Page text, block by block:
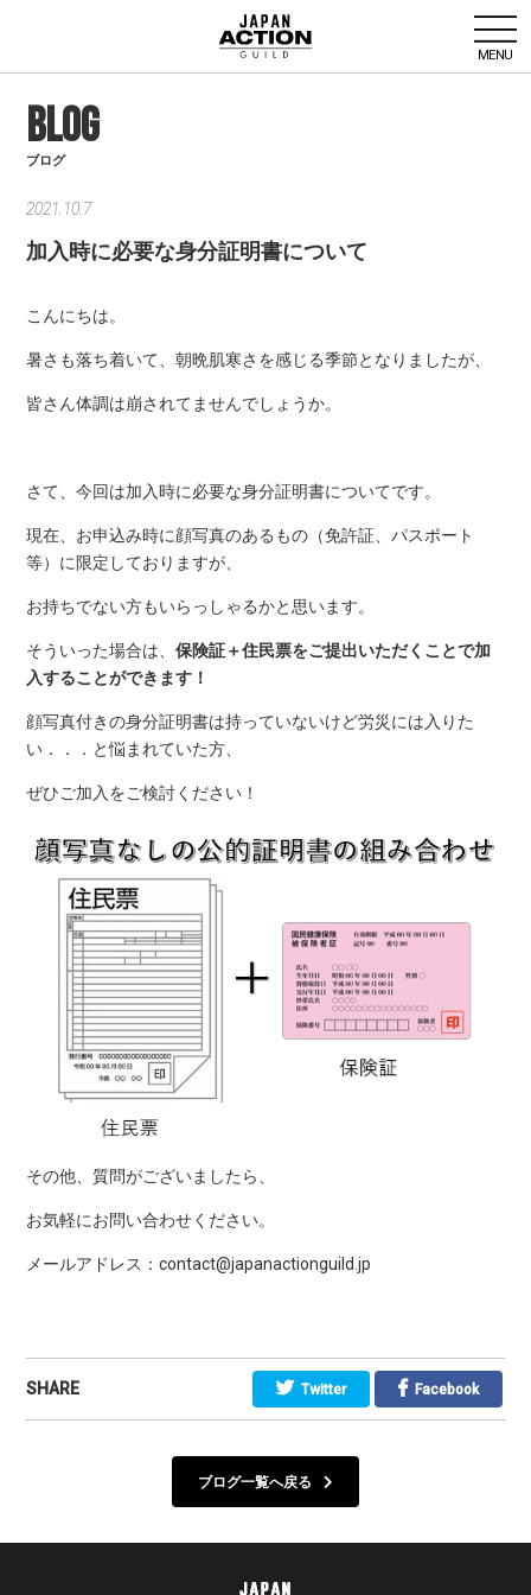
MENU
BLOG
ブログ
2021.10.7
加入時に必要な身分証明書について
こんにちは。
暑さも落ち着いて、朝晩肌寒さを感じる季節となりましたが、
皆さん体調は崩されてませんでしょうか。
さて、今回は加入時に必要な身分証明書についてです。
現在、お申込み時に顔写真のあるもの（免許証、パスポート
等）に限定しておりますが、
お持ちでない方もいらっしゃるかと思います。
そういった場合は、保険証＋住民票をご提出いただくことで加
入することができます！
顔写真付きの身分証明書は持っていないけど労災には入りた
い．．．と悩まれていた方、
ぜひご加入をご検討ください！
その他、質問がございましたら、
お気軽にお問い合わせください。
メールアドレス：contact@japanactionguild.jp
SHARE Twitter Facebook
ブログ一覧へ戻る